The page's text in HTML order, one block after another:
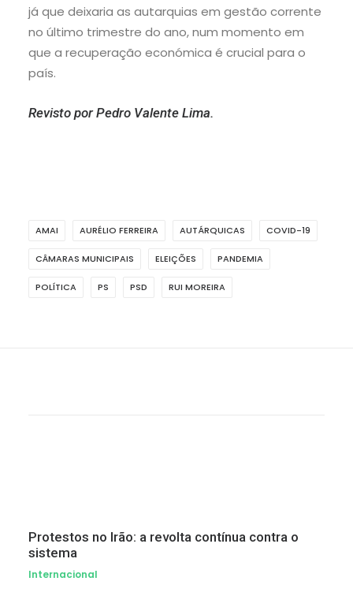
já que deixaria as autarquias em gestão corrente
no último trimestre do ano, num momento em
que a recuperação económica é crucial para o
país.
Revisto por Pedro Valente Lima.
AMAI AURÉLIO FERREIRA AUTÁRQUICAS COVID-19
CÂMARAS MUNICIPAIS ELEIÇÕES PANDEMIA
POLÍTICA PS PSD RUI MOREIRA
Protestos no Irão: a revolta contínua contra o
sistema
Internacional